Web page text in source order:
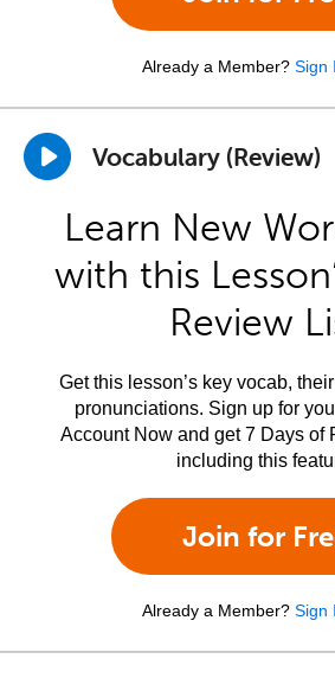
Already a Member? Sign
Vocabulary (Review)
Learn New
with this
Review
Get this lesson’s key vocab,
pronunciations. Sign up for
Account Now and get 7 Days of
including this
Join for
Already a Member? Sign